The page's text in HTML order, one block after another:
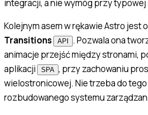
integracji, a nie wymóg przy
Kolejnym asem w rękawie Astro jest
Transitions
API
. Pozwala ona
animacje przejść między stronami,
aplikacji
SPA , przy zachowaniu
wielostronicowej. Nie trzeba do
rozbudowanego systemu